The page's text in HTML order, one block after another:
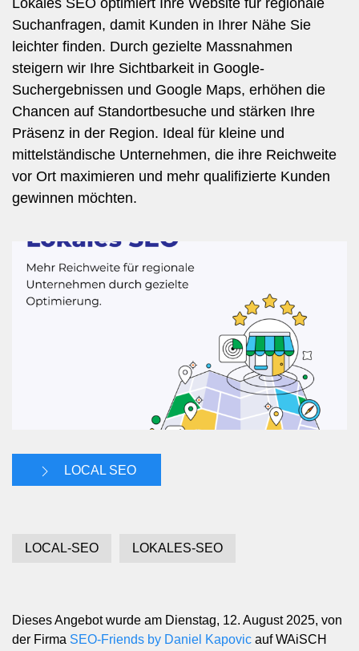
Lokales SEO optimiert Ihre Website für regionale
Suchanfragen, damit Kunden in Ihrer Nähe Sie
leichter finden. Durch gezielte Massnahmen
steigern wir Ihre Sichtbarkeit in Google-
Suchergebnissen und Google Maps, erhöhen die
Chancen auf Standortbesuche und stärken Ihre
Präsenz in der Region. Ideal für kleine und
mittelständische Unternehmen, die ihre Reichweite
vor Ort maximieren und mehr qualifizierte Kunden
gewinnen möchten.
LOCAL SEO
LOCAL-SEO LOKALES-SEO
Dieses Angebot wurde am Dienstag, 12. August 2025, von
der Firma SEO-Friends by Daniel Kapovic auf WAiSCH